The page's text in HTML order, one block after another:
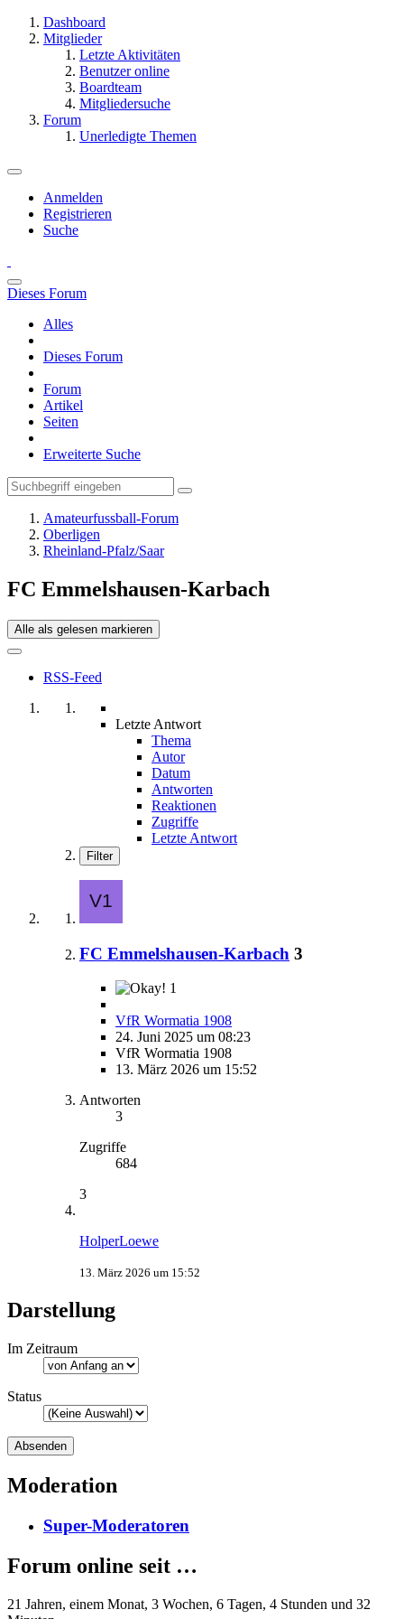
Dashboard
Mitglieder
Letzte Aktivitäten
Benutzer online
Boardteam
Mitgliedersuche
Forum
Unerledigte Themen
Anmelden
Registrieren
Suche
Dieses Forum
Alles
Dieses Forum
Forum
Artikel
Seiten
Erweiterte Suche
Amateurfussball-Forum
Oberligen
Rheinland-Pfalz/Saar
FC Emmelshausen-Karbach
Alle als gelesen markieren
RSS-Feed
Letzte Antwort
Thema
Autor
Datum
Antworten
Reaktionen
Zugriffe
Letzte Antwort
Filter
FC Emmelshausen-Karbach 3
1
VfR Wormatia 1908
24. Juni 2025 um 08:23
VfR Wormatia 1908
13. März 2026 um 15:52
Antworten
3
Zugriffe
684
3
HolperLoewe
13. März 2026 um 15:52
Darstellung
Im Zeitraum
Status
Moderation
Super-Moderatoren
Forum online seit …
21 Jahren, einem Monat, 3 Wochen, 6 Tagen, 4 Stunden und 32